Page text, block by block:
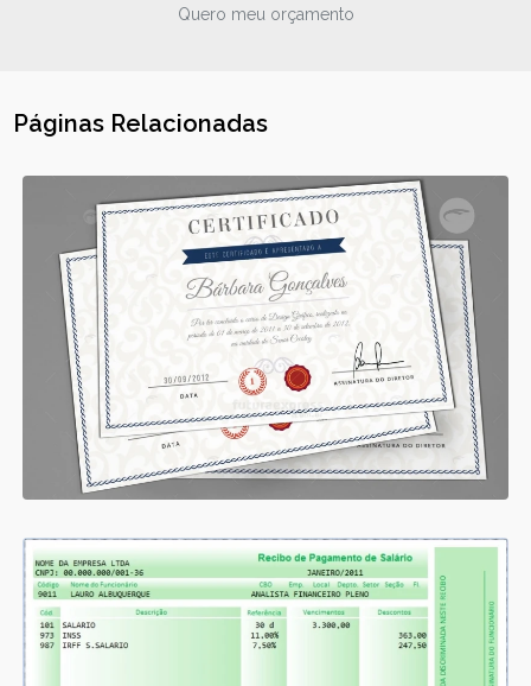
Quero meu orçamento
Páginas Relacionadas